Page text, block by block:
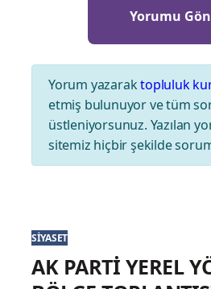
Yorum yazaraktopluluk
etmiş bulunuyor ve tüm
üstleniyorsunuz. Yazılan
sitemiz hiçbir şekilde
SIYASET
AK PARTİ YEREL